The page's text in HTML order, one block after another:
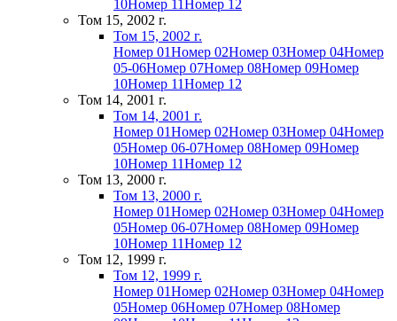
10Номер 11Номер 12
Том 15, 2002 г.
Том 15, 2002 г.
Номер 01Номер 02Номер 03Номер 04Номер
05-06Номер 07Номер 08Номер 09Номер
10Номер 11Номер 12
Том 14, 2001 г.
Том 14, 2001 г.
Номер 01Номер 02Номер 03Номер 04Номер
05Номер 06-07Номер 08Номер 09Номер
10Номер 11Номер 12
Том 13, 2000 г.
Том 13, 2000 г.
Номер 01Номер 02Номер 03Номер 04Номер
05Номер 06-07Номер 08Номер 09Номер
10Номер 11Номер 12
Том 12, 1999 г.
Том 12, 1999 г.
Номер 01Номер 02Номер 03Номер 04Номер
05Номер 06Номер 07Номер 08Номер